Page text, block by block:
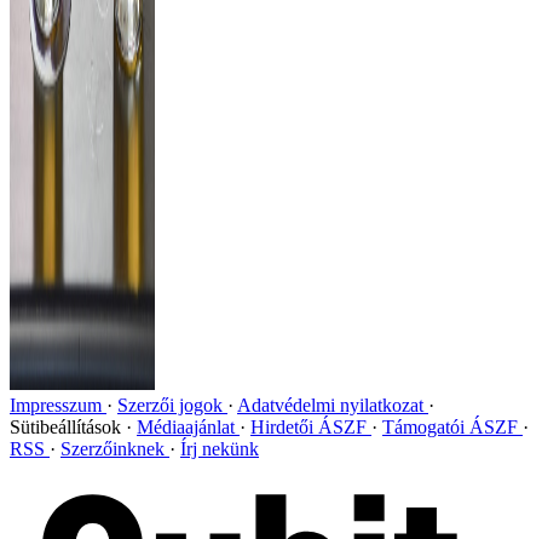
Impresszum Szerzői jogok
Adatvédelmi nyilatkozat
Sütibeállítások
Médiaajánlat Hirdetői ÁSZF
Támogatói ÁSZF
RSS
Szerzőinknek Írj nekünk